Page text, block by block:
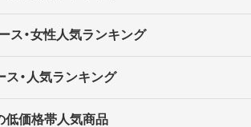
ス・女性人気ランキング
・人気ランキング
低価格帯人気商品